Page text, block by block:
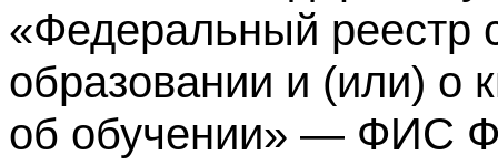
«Федеральный реестр
образовании и (или) о
об обучении» — ФИС